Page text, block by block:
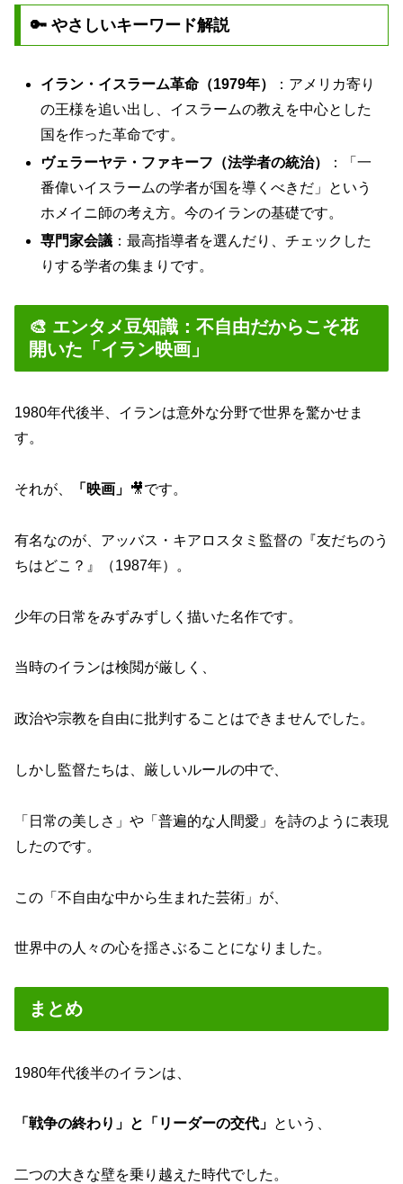
🔑 やさしいキーワード解説
イラン・イスラーム革命（1979年）
：アメリカ寄り
の王様を追い出し、イスラームの教えを中心とした
国を作った革命です。
ヴェラーヤテ・ファキーフ（法学者の統治）
：「一
番偉いイスラームの学者が国を導くべきだ」という
ホメイニ師の考え方。今のイランの基礎です。
専門家会議 ：最高指導者を選んだり、チェックした
りする学者の集まりです。
🎨 エンタメ豆知識：不自由だからこそ花
開いた「イラン映画」
1980年代後半、イランは意外な分野で世界を驚かせま
す。
それが、 「映画」 🎥です。
有名なのが、アッバス・キアロスタミ監督の『友だちのう
ちはどこ？』（1987年）。
少年の日常をみずみずしく描いた名作です。
当時のイランは検閲が厳しく、
政治や宗教を自由に批判することはできませんでした。
しかし監督たちは、厳しいルールの中で、
「日常の美しさ」や「普遍的な人間愛」を詩のように表現
したのです。
この「不自由な中から生まれた芸術」が、
世界中の人々の心を揺さぶることになりました。
まとめ
1980年代後半のイランは、
「戦争の終わり」と「リーダーの交代」 という、
二つの大きな壁を乗り越えた時代でした。